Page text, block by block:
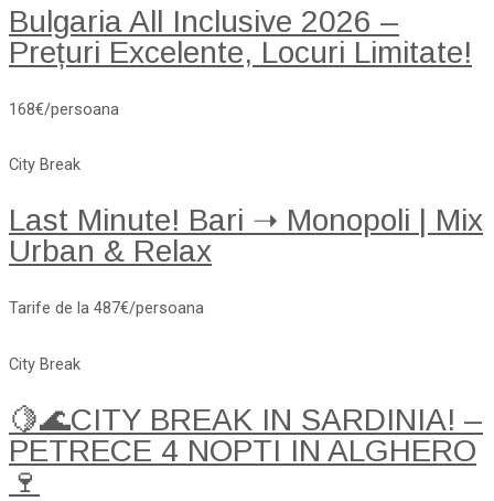
Bulgaria All Inclusive 2026 –
Prețuri Excelente, Locuri Limitate!
168€/persoana
City Break
Last Minute! Bari ➝ Monopoli | Mix
Urban & Relax
Tarife de la 487€/persoana
City Break
🍋🌊CITY BREAK IN SARDINIA! –
PETRECE 4 NOPTI IN ALGHERO
🍷